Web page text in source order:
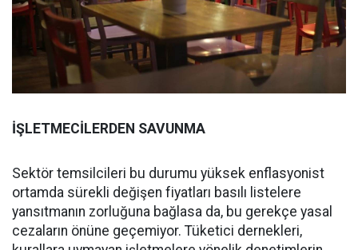
İŞLETMECİLERDEN SAVUNMA
Sektör temsilcileri bu durumu yüksek enflasyonist
ortamda sürekli değişen fiyatları basılı listelere
yansıtmanın zorluğuna bağlasa da, bu gerekçe yasal
cezaların önüne geçemiyor. Tüketici dernekleri,